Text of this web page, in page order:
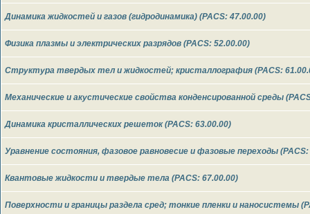
Динамика жидкостей и газов (гидродинамика) (PACS: 47.00.00)
Физика плазмы и электрических разрядов (PACS: 52.00.00)
Структура твердых тел и жидкостей; кристаллография (PACS:
Механические и акустические свойства конденсированной среды
Динамика кристаллических решеток (PACS: 63.00.00)
Уравнение состояния, фазовое равновесие и фазовые переходы (PACS:
Квантовые жидкости и твердые тела (PACS: 67.00.00)
Поверхности и границы раздела сред; тонкие пленки и наносистемы